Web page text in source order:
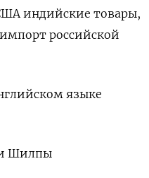
индийские товары,
российской
языке
Шилпы